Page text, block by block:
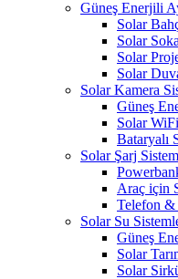
Güneş Enerjili
Solar
Solar
Solar
Solar
Solar Kamera
Güneş
Solar
Bataryalı
Solar Şarj
Araç için
Telefon &
Solar Su
Güneş
Solar
Solar